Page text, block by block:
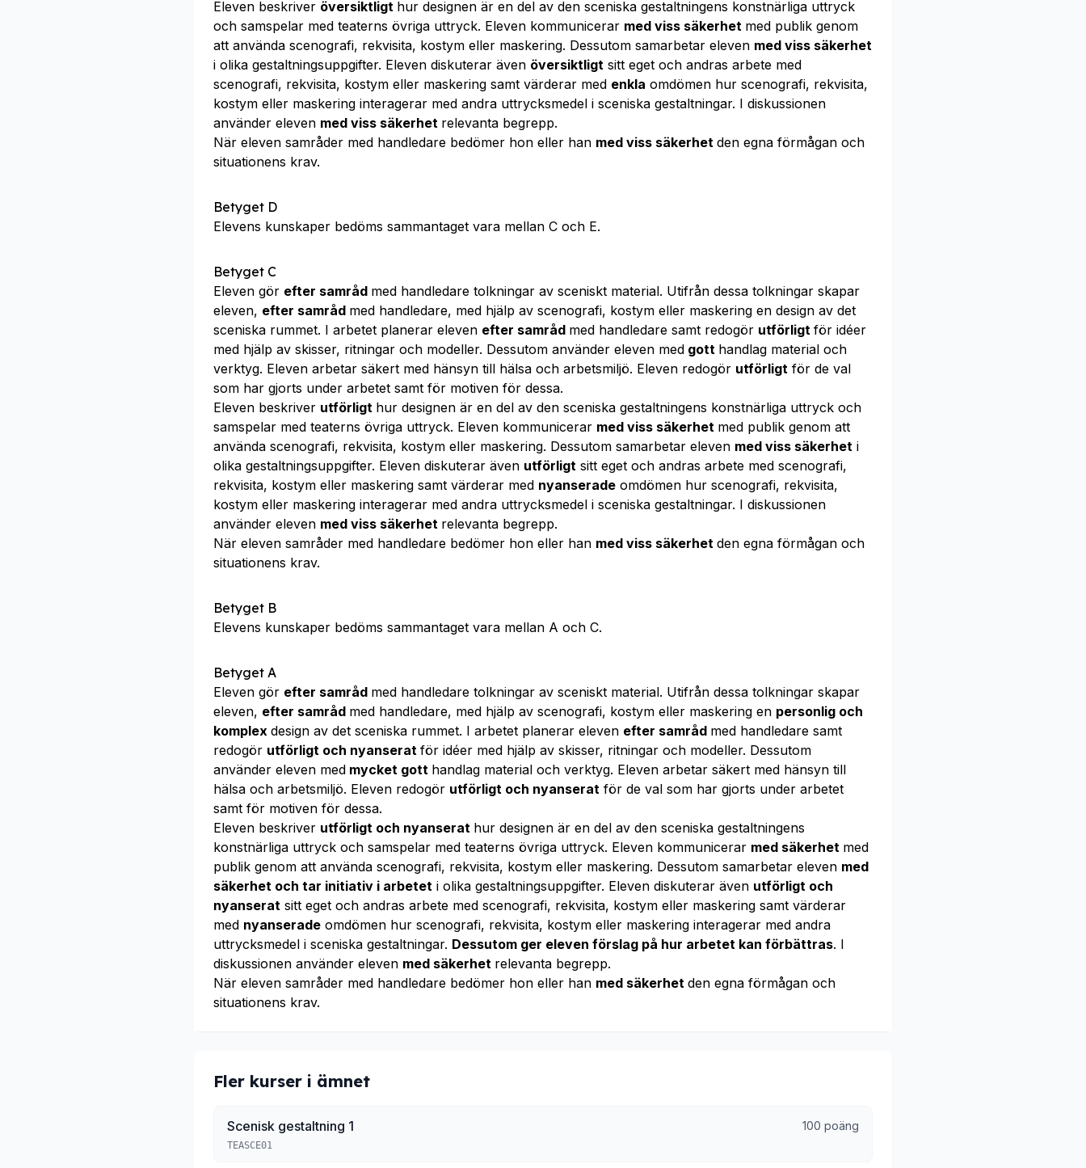
Eleven beskriver översiktligt hur designen är en del av den sceniska gestaltningens konstnärliga uttryck
och samspelar med teaterns övriga uttryck. Eleven kommunicerar med viss säkerhet med publik genom
att använda scenografi, rekvisita, kostym eller maskering. Dessutom samarbetar eleven med viss säkerhet
i olika gestaltningsuppgifter. Eleven diskuterar även översiktligt sitt eget och andras arbete med
scenografi, rekvisita, kostym eller maskering samt värderar med enkla omdömen hur scenografi, rekvisita,
kostym eller maskering interagerar med andra uttrycksmedel i sceniska gestaltningar. I diskussionen
använder eleven med viss säkerhet relevanta begrepp.
När eleven samråder med handledare bedömer hon eller han med viss säkerhet den egna förmågan och
situationens krav.
Betyget D
Elevens kunskaper bedöms sammantaget vara mellan C och E.
Betyget C
Eleven gör efter samråd med handledare tolkningar av sceniskt material. Utifrån dessa tolkningar skapar
eleven, efter samråd med handledare, med hjälp av scenografi, kostym eller maskering en design av det
sceniska rummet. I arbetet planerar eleven efter samråd med handledare samt redogör utförligt för idéer
med hjälp av skisser, ritningar och modeller. Dessutom använder eleven med gott handlag material och
verktyg. Eleven arbetar säkert med hänsyn till hälsa och arbetsmiljö. Eleven redogör utförligt för de val
som har gjorts under arbetet samt för motiven för dessa.
Eleven beskriver utförligt hur designen är en del av den sceniska gestaltningens konstnärliga uttryck och
samspelar med teaterns övriga uttryck. Eleven kommunicerar med viss säkerhet med publik genom att
använda scenografi, rekvisita, kostym eller maskering. Dessutom samarbetar eleven med viss säkerhet i
olika gestaltningsuppgifter. Eleven diskuterar även utförligt sitt eget och andras arbete med scenografi,
rekvisita, kostym eller maskering samt värderar med nyanserade omdömen hur scenografi, rekvisita,
kostym eller maskering interagerar med andra uttrycksmedel i sceniska gestaltningar. I diskussionen
använder eleven med viss säkerhet relevanta begrepp.
När eleven samråder med handledare bedömer hon eller han med viss säkerhet den egna förmågan och
situationens krav.
Betyget B
Elevens kunskaper bedöms sammantaget vara mellan A och C.
Betyget A
Eleven gör efter samråd med handledare tolkningar av sceniskt material. Utifrån dessa tolkningar skapar
eleven, efter samråd med handledare, med hjälp av scenografi, kostym eller maskering en personlig och
komplex design av det sceniska rummet. I arbetet planerar eleven efter samråd med handledare samt
redogör utförligt och nyanserat för idéer med hjälp av skisser, ritningar och modeller. Dessutom
använder eleven med mycket gott handlag material och verktyg. Eleven arbetar säkert med hänsyn till
hälsa och arbetsmiljö. Eleven redogör utförligt och nyanserat för de val som har gjorts under arbetet
samt för motiven för dessa.
Eleven beskriver utförligt och nyanserat hur designen är en del av den sceniska gestaltningens
konstnärliga uttryck och samspelar med teaterns övriga uttryck. Eleven kommunicerar med säkerhet med
publik genom att använda scenografi, rekvisita, kostym eller maskering. Dessutom samarbetar eleven med
säkerhet och tar initiativ i arbetet i olika gestaltningsuppgifter. Eleven diskuterar även utförligt och
nyanserat sitt eget och andras arbete med scenografi, rekvisita, kostym eller maskering samt värderar
med nyanserade omdömen hur scenografi, rekvisita, kostym eller maskering interagerar med andra
uttrycksmedel i sceniska gestaltningar. Dessutom ger eleven förslag på hur arbetet kan förbättras. I
diskussionen använder eleven med säkerhet relevanta begrepp.
När eleven samråder med handledare bedömer hon eller han med säkerhet den egna förmågan och
situationens krav.
Fler kurser i ämnet
Scenisk gestaltning 1 100 poäng
TEASCE01